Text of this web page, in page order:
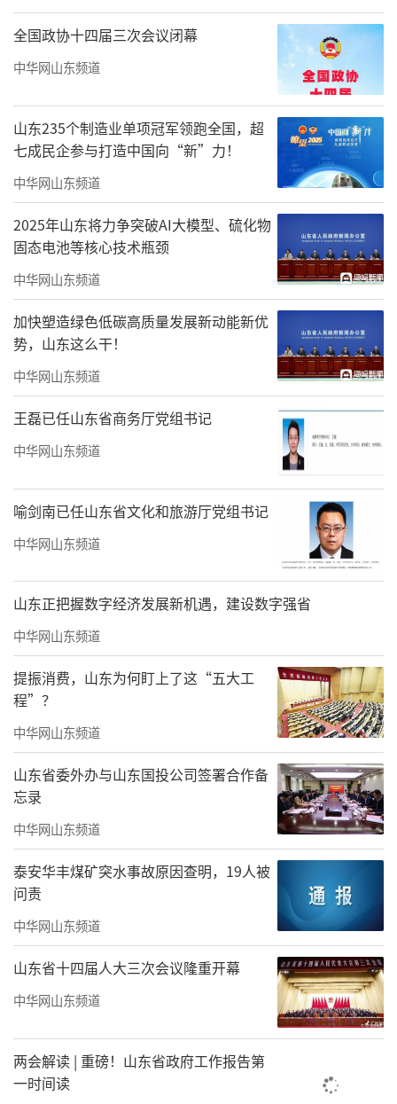
启动仪式现场，展演了沂蒙精神主题歌曲
《山河应许》，以视频形式展播了2026年山东
网络文明建设案例、2026年山东省网络文明国
际交流互鉴城市案例，以及2025山东“双
百”正能量网络精品名单、山东获评2025中国
正能量网络精品，介绍了2026年“好网民·在
山东”主题活动有关情况，并邀请多位案例代
表、精品创作者代表、网络达人分享践行网络
文明、传播正能量的生动故事、创作历程和实
践经验。
现场还发布了《2025年山东省互联网发展
状况指数报告》，以数据全景呈现山东互联网
发展的整体态势与时代轮廓；展播了2026年山
东省全民数字素养与技能提升月宣传片；情景
讲述《E路奔跑，一“网”同心》，以沉浸式演
绎，生动讲述了传承红色基因、用好网络阵
地、传递正能量的感人故事。活动最后，与会
领导嘉宾共同按下启动键，启动第六届山东网
络文明周和2026年山东省全民数字素养与技能
提升月活动。
本届山东网络文明周立足沂蒙红色沃土，
围绕价值引领、成果展示、典型带动、全民参
与，将持续开展系列主题活动，进一步弘扬网
络文明新风，提升全民数字素养与技能，聚力
营造风清气正、向上向善的网络生态，为全省
高质量发展凝聚强大的网上正能量。
全国政协十四届三次会议闭幕
中华网山东频道
山东235个制造业单项冠军领跑全国，超
七成民企参与打造中国向“新”力！
中华网山东频道
2025年山东将力争突破AI大模型、硫化物
固态电池等核心技术瓶颈
中华网山东频道
加快塑造绿色低碳高质量发展新动能新优
势，山东这么干！
中华网山东频道
王磊已任山东省商务厅党组书记
中华网山东频道
喻剑南已任山东省文化和旅游厅党组书记
中华网山东频道
山东正把握数字经济发展新机遇，建设数字强省
中华网山东频道
提振消费，山东为何盯上了这“五大工
程”？
中华网山东频道
山东省委外办与山东国投公司签署合作备
忘录
中华网山东频道
泰安华丰煤矿突水事故原因查明，19人被
问责
中华网山东频道
山东省十四届人大三次会议隆重开幕
中华网山东频道
两会解读 | 重磅！山东省政府工作报告第
一时间读